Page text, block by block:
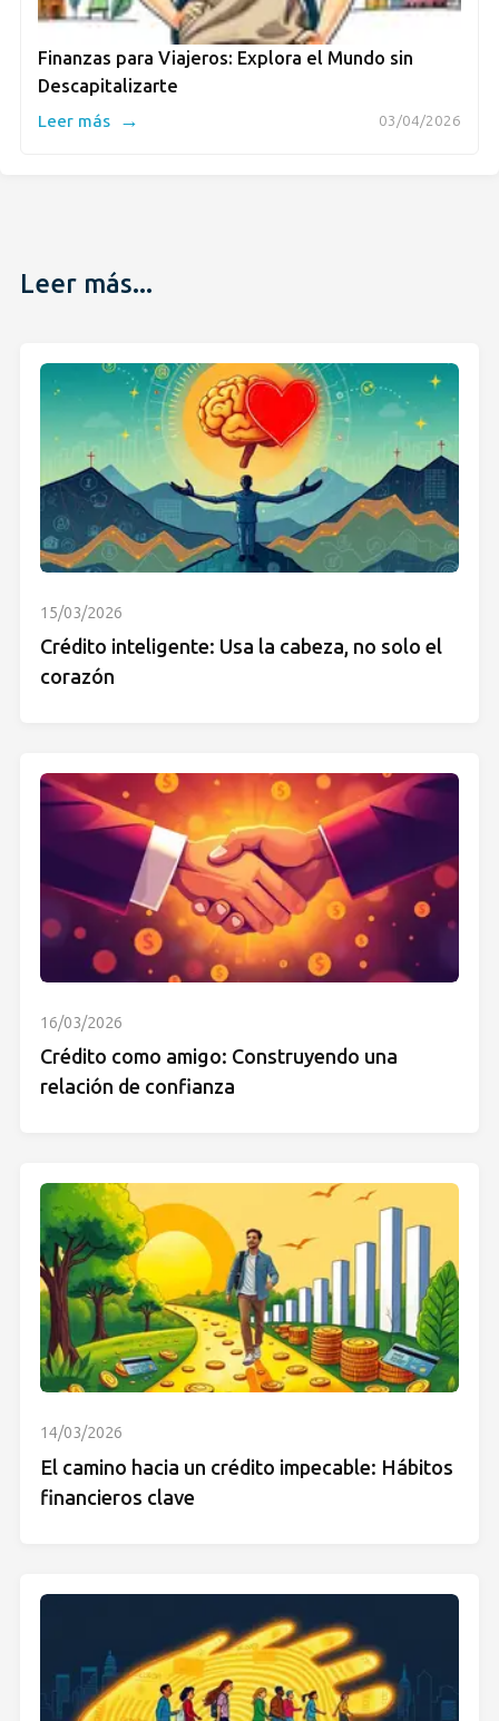
Finanzas para Viajeros: Explora el Mundo sin
Descapitalizarte
03/04/2026
Leer más →
Leer más...
15/03/2026
Crédito inteligente: Usa la cabeza, no solo el
corazón
16/03/2026
Crédito como amigo: Construyendo una
relación de confianza
14/03/2026
El camino hacia un crédito impecable: Hábitos
financieros clave